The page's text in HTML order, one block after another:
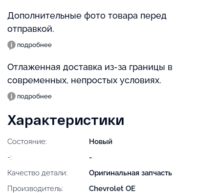
Дополнительные фото товара перед
отправкой.
подробнее
Отлаженная доставка из-за границы в
современных, непростых условиях.
подробнее
Характеристики
Состояние:
Новый
-:
-
Качество детали:
Оригинальная запчасть
Производитель:
Chevrolet OE